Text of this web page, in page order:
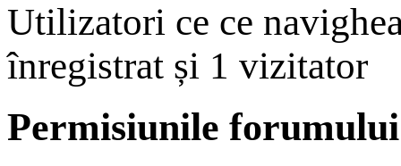
Utilizatori ce ce
înregistrat și 1 vizitator
Permisiunile forumului